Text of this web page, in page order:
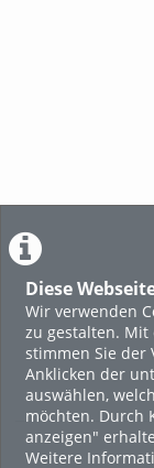
Diese
Wir verwenden
zu gestalten. Mit
stimmen Sie der
Anklicken der
auswählen,
möchten. Durch
anzeigen"
Weitere